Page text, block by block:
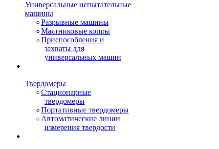
Универсальные испытательные
машины
Разрывные машины
Маятниковые копры
Приспособления и
захваты для
универсальных машин
Твердомеры
Стационарные
твердомеры
Портативные твердомеры
Автоматические линии
измерения твердости